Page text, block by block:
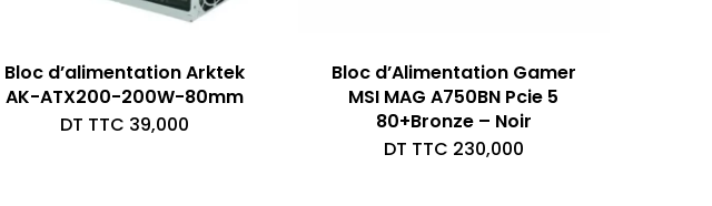
Bloc d’alimentation Arktek
AK-ATX200-200W-80mm
DT TTC 39,000
Bloc d’Alimentation Gamer
MSI MAG A750BN Pcie 5
80+Bronze – Noir
DT TTC 230,000